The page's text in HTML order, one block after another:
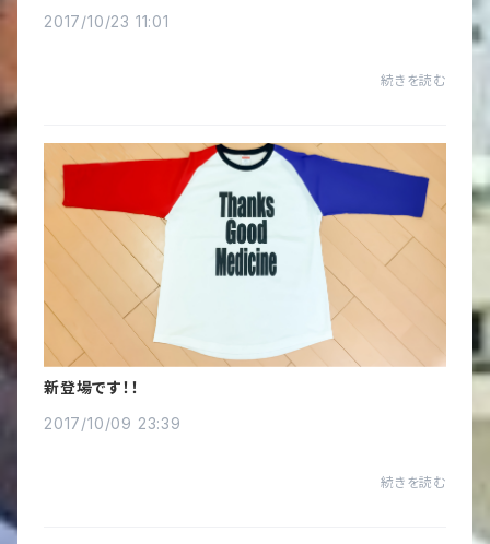
2017/10/23 11:01
続きを読む
新登場です！！
2017/10/09 23:39
続きを読む